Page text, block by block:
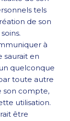
tels
de son
à
saurait en
quelconque
toute autre
son compte,
utilisation.
être